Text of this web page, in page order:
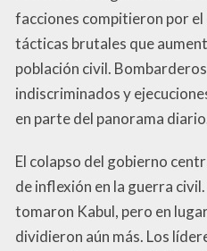
facciones compitieron por
tácticas brutales que
población civil.
indiscriminados y
en parte del panorama
El colapso del gobierno
de inflexión en la guerra
tomaron Kabul, pero en
dividieron aún más. Los